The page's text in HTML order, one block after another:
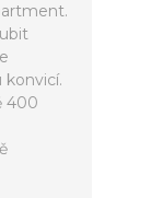
konvicí.
400